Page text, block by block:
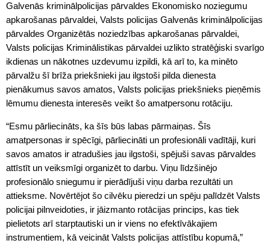
Galvenās kriminālpolicijas pārvaldes Ekonomisko noziegumu
apkarošanas pārvaldei, Valsts policijas Galvenās kriminālpolicijas
pārvaldes Organizētās noziedzības apkarošanas pārvaldei,
Valsts policijas Kriminālistikas pārvaldei uzlikto stratēģiski svarīgo
ikdienas un nākotnes uzdevumu izpildi, kā arī to, ka minēto
pārvalžu šī brīža priekšnieki jau ilgstoši pilda dienesta
pienākumus savos amatos, Valsts policijas priekšnieks pieņēmis
lēmumu dienesta interesēs veikt šo amatpersonu rotāciju.
“Esmu pārliecināts, ka šīs būs labas pārmaiņas. Šīs
amatpersonas ir spēcīgi, pārliecināti un profesionāli vadītāji, kuri
savos amatos ir atradušies jau ilgstoši, spējuši savas pārvaldes
attīstīt un veiksmīgi organizēt to darbu. Viņu līdzšinējo
profesionālo sniegumu ir pierādījuši viņu darba rezultāti un
attieksme. Novērtējot šo cilvēku pieredzi un spēju palīdzēt Valsts
policijai pilnveidoties, ir jāizmanto rotācijas princips, kas tiek
pielietots arī starptautiski un ir viens no efektīvākajiem
instrumentiem, kā veicināt Valsts policijas attīstību kopumā,”